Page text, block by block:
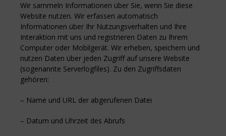
Wir sammeln Informationen über Sie, wenn Sie diese
Website nutzen. Wir erfassen automatisch
Informationen über Ihr Nutzungsverhalten und Ihre
Interaktion mit uns und registrieren Daten zu Ihrem
Computer oder Mobilgerät. Wir erheben, speichern und
nutzen Daten über jeden Zugriff auf unsere Website
(sogenannte Serverlogfiles). Zu den Zugriffsdaten
gehören:
– Name und URL der abgerufenen Datei
– Datum und Uhrzeit des Abrufs